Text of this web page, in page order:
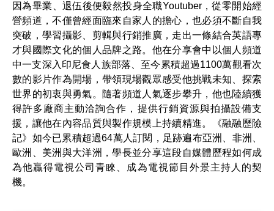
因為畢業、退伍後便毅然投身全職Youtuber，從零開始經
營頻道，不僅曾經面臨來自家人的擔心，也必須不斷自我
突破，學習攝影、剪輯與行銷推廣，走出一條結合英語專
才與國際文化的個人品牌之路。 他在分享會中以個人頻道
中一支深入印尼食人族部落、至今累積超過1100萬觀看次
數的影片作為開場，帶領現場觀眾感受他挑戰未知、探索
世界的初衷與勇氣。隨著頻道人氣逐步攀升，他也陸續獲
得許多廠商主動洽詢合作，提供行銷資源與拍攝設備支
援，讓他在內容品質與製作規模上持續精進。《融融歷險
記》如今已累積超過64萬人訂閱，足跡遍布亞洲、非洲、
歐洲、美洲與大洋洲，學長並分享這段自媒體歷程如何成
為他贏得電視公司青睞、成為電視節目外景主持人的契
機。